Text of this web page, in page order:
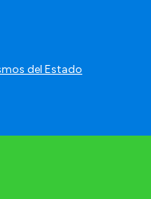
del Estado